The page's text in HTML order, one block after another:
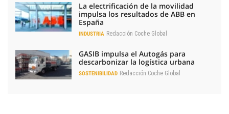
La electrificación de la movilidad
impulsa los resultados de ABB en
España
INDUSTRIA Redacción Coche Global
GASIB impulsa el Autogás para
descarbonizar la logística urbana
SOSTENIBILIDAD Redacción Coche Global